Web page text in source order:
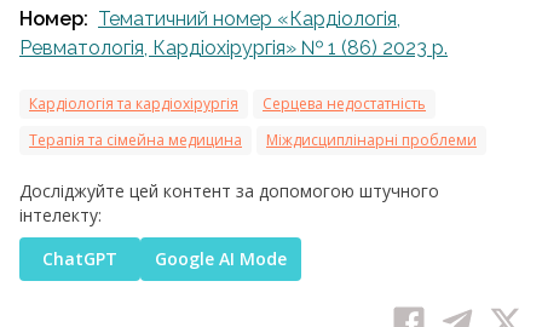
Номер: Тематичний номер «Кардіологія,
Ревматологія, Кардіохірургія» № 1 (86) 2023 р.
Кардіологія та кардіохірургія
Серцева недостатність
Терапія та сімейна медицина
Міждисциплінарні проблеми
Досліджуйте цей контент за допомогою штучного
інтелекту:
ChatGPT
Google AI Mode